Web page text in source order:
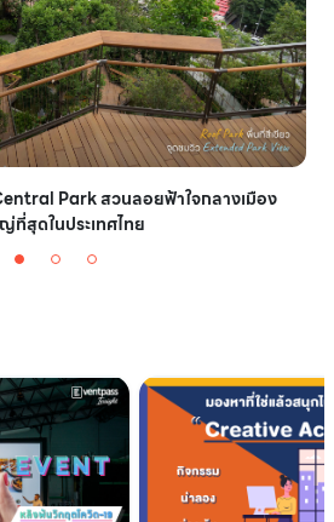
Park สวนลอยฟ้าใจกลางเมือง
ที่สุดในประเทศไทย